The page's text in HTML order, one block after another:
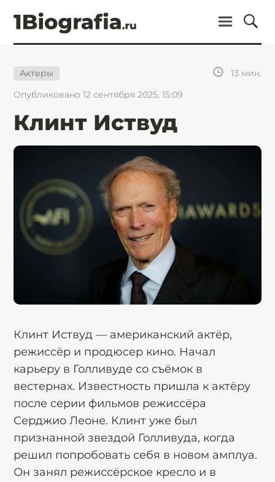
Актеры
Опубликовано 12 сентября 2025, 15:09
13 мин.
Клинт Иствуд
Клинт Иствуд — американский актёр,
режиссёр и продюсер кино. Начал
карьеру в Голливуде со съёмок в
вестернах. Известность пришла к актёру
после серии фильмов режиссёра
Серджио Леоне. Клинт уже был
признанной звездой Голливуда, когда
решил попробовать себя в новом амплуа.
Он занял режиссёрское кресло и в